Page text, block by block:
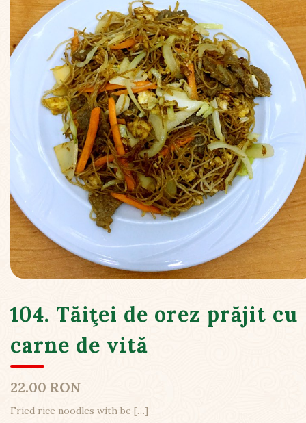
104. Tăiţei de orez prăjit cu
carne de vită
22.00 RON
Fried rice noodles with be […]